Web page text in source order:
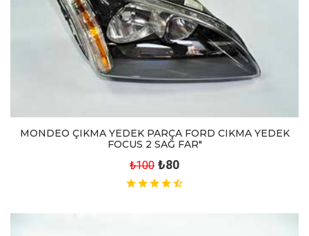
MONDEO ÇIKMA YEDEK PARÇA FORD CIKMA YEDEK
FOCUS 2 SAĞ FAR"
₺100 ₺80